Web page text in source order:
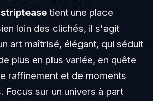
striptease tient une place
loin des clichés, il s'agit
art maîtrisé, élégant, qui séduit
plus en plus variée, en quête
raffinement et de moments
Focus sur un univers à part